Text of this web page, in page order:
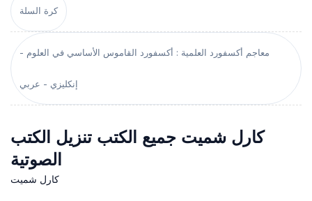
كرة السلة
معاجم أكسفورد العلمية : أكسفورد القاموس الأساسي في العلوم -
إنكليزي - عربي
كارل شميت جميع الكتب تنزيل الكتب
الصوتية
كارل شميت